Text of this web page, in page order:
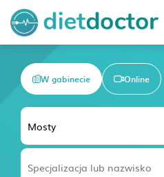
W gabinecie Online